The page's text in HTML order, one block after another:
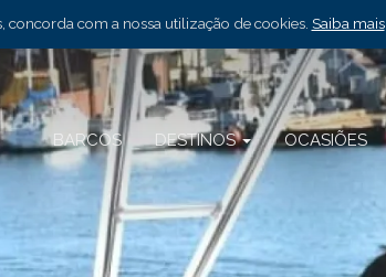
concorda com a nossa utilização de cookies. Saiba mais
BARCOS DESTINOS OCASIÕES